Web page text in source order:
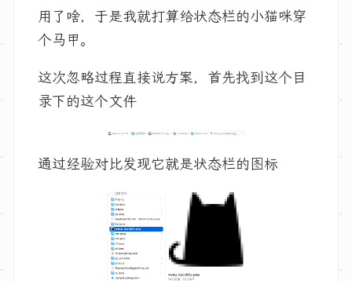
用了啥，于是我就打算给状态栏的小猫咪穿
个马甲。
这次忽略过程直接说方案，首先找到这个目
录下的这个文件
通过经验对比发现它就是状态栏的图标